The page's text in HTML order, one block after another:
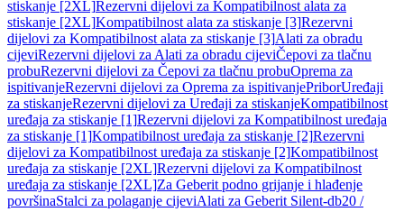
stiskanje [2XL]Rezervni dijelovi za Kompatibilnost alata za
stiskanje [2XL]Kompatibilnost alata za stiskanje [3]Rezervni
dijelovi za Kompatibilnost alata za stiskanje [3]Alati za obradu
cijeviRezervni dijelovi za Alati za obradu cijeviČepovi za tlačnu
probuRezervni dijelovi za Čepovi za tlačnu probuOprema za
ispitivanjeRezervni dijelovi za Oprema za ispitivanjePriborUređaji
za stiskanjeRezervni dijelovi za Uređaji za stiskanjeKompatibilnost
uređaja za stiskanje [1]Rezervni dijelovi za Kompatibilnost uređaja
za stiskanje [1]Kompatibilnost uređaja za stiskanje [2]Rezervni
dijelovi za Kompatibilnost uređaja za stiskanje [2]Kompatibilnost
uređaja za stiskanje [2XL]Rezervni dijelovi za Kompatibilnost
uređaja za stiskanje [2XL]Za Geberit podno grijanje i hlađenje
površinaStalci za polaganje cijeviAlati za Geberit Silent-db20 /